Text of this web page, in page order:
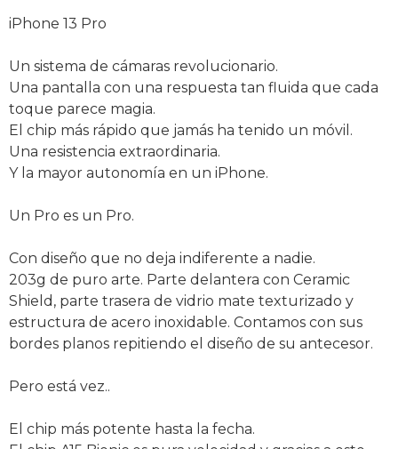
iPhone 13 Pro
Un sistema de cámaras revolucionario.
Una pantalla con una respuesta tan fluida que cada
toque parece magia.
El chip más rápido que jamás ha tenido un móvil.
Una resistencia extraordinaria.
Y la mayor autonomía en un iPhone.
Un Pro es un Pro.
Con diseño que no deja indiferente a nadie.
203g de puro arte. Parte delantera con Ceramic
Shield, parte trasera de vidrio mate texturizado y
estructura de acero inoxidable. Contamos con sus
bordes planos repitiendo el diseño de su antecesor.
Pero está vez..
El chip más potente hasta la fecha.